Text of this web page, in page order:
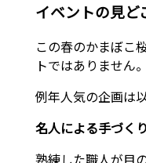
イベントの見ど
この春のかまぼこ
トではありません。
例年人気の企画は
名人による手づく
熟練した職人が目